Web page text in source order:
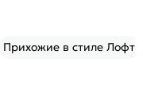
Прихожие в стиле Лофт